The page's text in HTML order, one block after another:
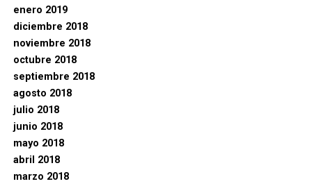
enero 2019
diciembre 2018
noviembre 2018
octubre 2018
septiembre 2018
agosto 2018
julio 2018
junio 2018
mayo 2018
abril 2018
marzo 2018